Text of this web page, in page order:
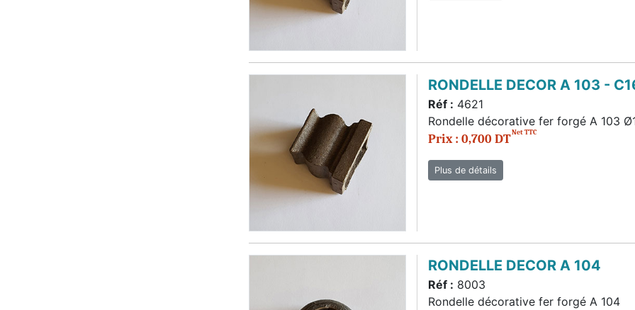
RONDELLE DECOR A 103 -
Réf : 4621
Rondelle décorative fer forgé A 103
Prix : 0,700 DTNet TTC
Plus de détails
RONDELLE DECOR A 104
Réf : 8003
Rondelle décorative fer forgé A 104